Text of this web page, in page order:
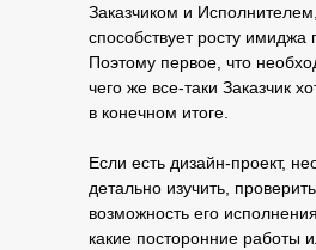
Заказчиком и
способствует росту имиджа
Поэтому первое, что
чего же все-таки Заказчик
в конечном итоге.
Если есть дизайн-проект,
детально изучить,
возможность его
какие посторонние работы